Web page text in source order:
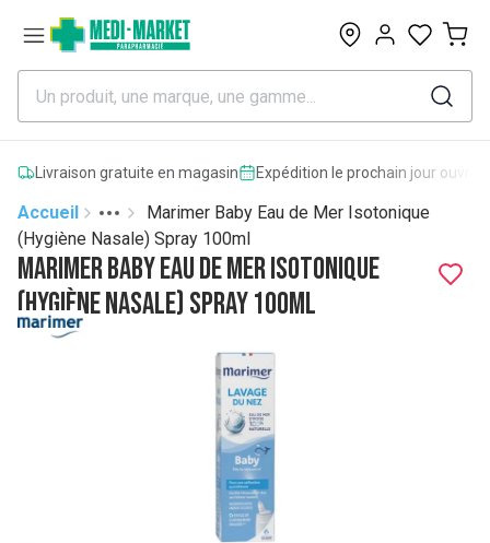
0
Livraison gratuite en magasin Expédition le prochain jour
Accueil
More
Toggle menu
Marimer Baby Eau de Mer Isotonique
(Hygiène Nasale) Spray 100ml
Marimer Baby Eau de Mer Isotonique
(Hygiène Nasale) Spray 100ml